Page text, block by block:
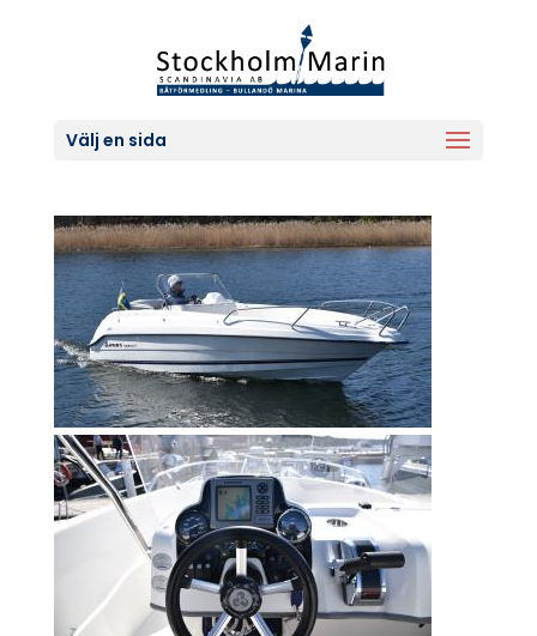
Välj en sida